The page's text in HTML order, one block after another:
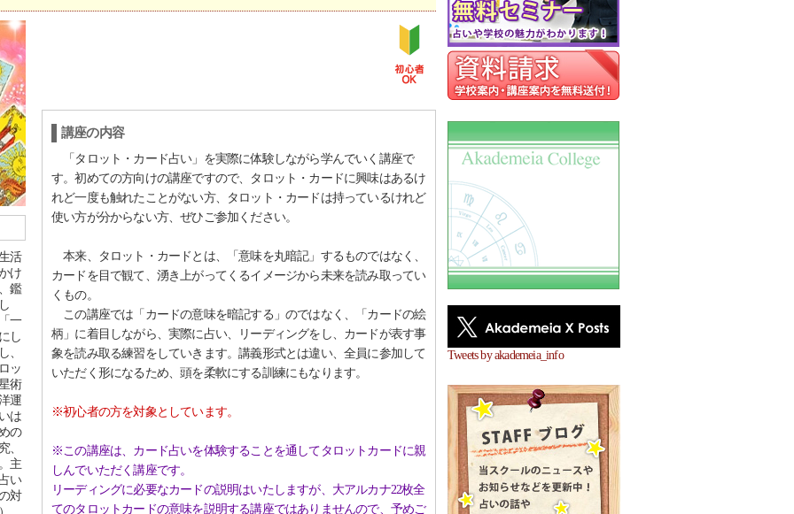
Tweets by akademeia_info
活
け
鑑
一
し
、
ッ
術
運
は
の
、
主
い
対
講座の内容
「タロット・カード占い」を実際に体験しながら学んでいく講座で
す。初めての方向けの講座ですので、タロット・カードに興味はあるけ
れど一度も触れたことがない方、タロット・カードは持っているけれど
使い方が分からない方、ぜひご参加ください。
本来、タロット・カードとは、「意味を丸暗記」するものではなく、
カードを目で観て、湧き上がってくるイメージから未来を読み取ってい
くもの。
この講座では「カードの意味を暗記する」のではなく、「カードの絵
柄」に着目しながら、実際に占い、リーディングをし、カードが表す事
象を読み取る練習をしていきます。講義形式とは違い、全員に参加して
いただく形になるため、頭を柔軟にする訓練にもなります。
※初心者の方を対象としています。
※この講座は、カード占いを体験することを通してタロットカードに親
しんでいただく講座です。
リーディングに必要なカードの説明はいたしますが、大アルカナ22枚全
てのタロットカードの意味を説明する講座ではありませんので、予めご